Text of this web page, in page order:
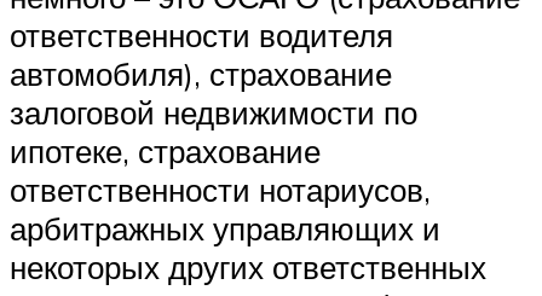
ответственности водителя
автомобиля), страхование
залоговой недвижимости по
ипотеке, страхование
ответственности нотариусов,
арбитражных управляющих и
некоторых других ответственных